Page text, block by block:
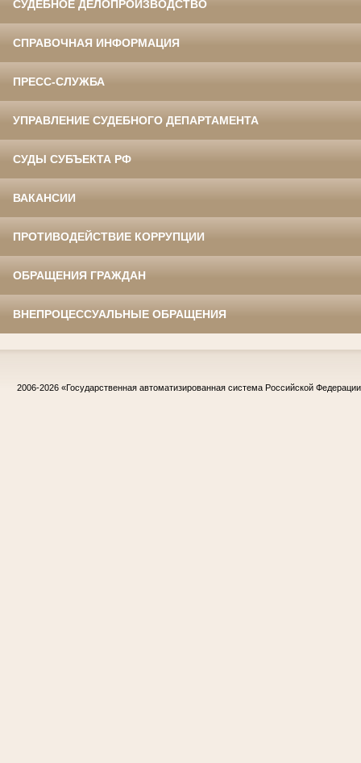
СУДЕБНОЕ ДЕЛОПРОИЗВОДСТВО
СПРАВОЧНАЯ ИНФОРМАЦИЯ
ПРЕСС-СЛУЖБА
УПРАВЛЕНИЕ СУДЕБНОГО ДЕПАРТАМЕНТА
СУДЫ СУБЪЕКТА РФ
ВАКАНСИИ
ПРОТИВОДЕЙСТВИЕ КОРРУПЦИИ
ОБРАЩЕНИЯ ГРАЖДАН
ВНЕПРОЦЕССУАЛЬНЫЕ ОБРАЩЕНИЯ
2006-2026 «Государственная автоматизированная система Российской